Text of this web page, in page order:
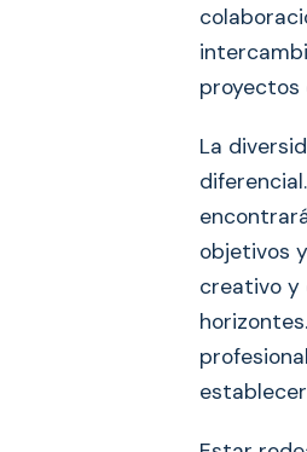
proyectos
La
objetivos
creativo y